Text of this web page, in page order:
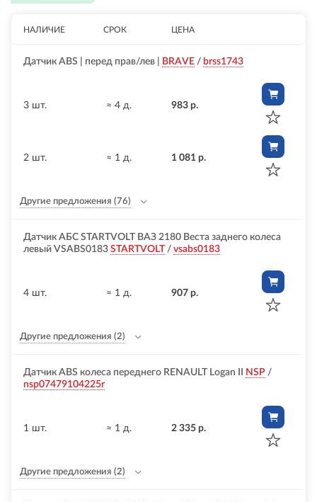
НАЛИЧИЕ СРОК ЦЕНА
Датчик ABS | перед прав/лев | BRAVE / brss1743
3 шт. ≈ 4 д. 983 р.
2 шт. ≈ 1 д. 1 081 р.
Другие предложения (76)
Датчик АБС STARTVOLT ВАЗ 2180 Веста заднего колеса
левый VSABS0183 STARTVOLT / vsabs0183
4 шт. ≈ 1 д. 907 р.
Другие предложения (2)
Датчик ABS колеса переднего RENAULT Logan II NSP /
nsp07479104225r
1 шт. ≈ 1 д. 2 335 р.
Другие предложения (2)